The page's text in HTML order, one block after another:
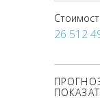
26 512